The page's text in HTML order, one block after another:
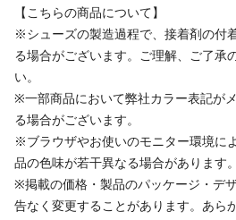
【こちらの商品について】
※シューズの製造過程で、接着剤の付
る場合がございます。ご理解、ご了承
い。
※一部商品において弊社カラー表記が
る場合がございます。
※ブラウザやお使いのモニター環境に
品の色味が若干異なる場合があります。
※掲載の価格・製品のパッケージ・デ
告なく変更することがあります。あら